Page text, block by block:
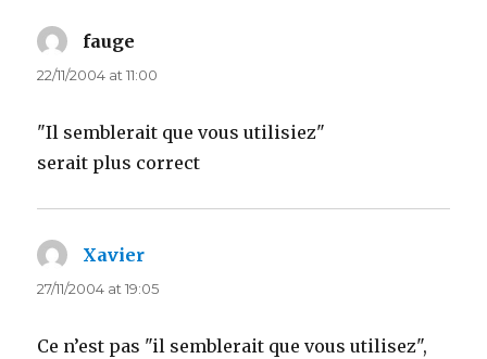
fauge
22/11/2004 at 11:00
"Il semblerait que vous utilisiez"
serait plus correct
Xavier
27/11/2004 at 19:05
Ce n’est pas "il semblerait que vous utilisez",